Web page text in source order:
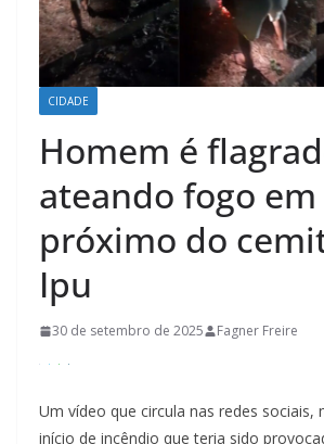
CIDADE
Homem é
ateando fogo
próximo do
Ipu
30 de setembro de 2025 Fagner Freire
Um vídeo que circula nas redes sociais,
início de incêndio que teria sido